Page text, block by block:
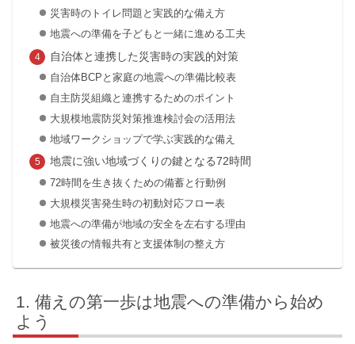
災害時のトイレ問題と実践的な備え方
地震への準備を子どもと一緒に進める工夫
自治体と連携した災害時の実践的対策
自治体BCPと家庭の地震への準備比較表
自主防災組織と連携するためのポイント
大規模地震防災対策推進検討会の活用法
地域ワークショップで学ぶ実践的な備え
地震に強い地域づくりの鍵となる72時間
72時間を生き抜くための備蓄と行動例
大規模災害発生時の初動対応フロー表
地震への準備が地域の安全を左右する理由
被災後の情報共有と支援体制の整え方
備えの第一歩は地震への準備から始め
よう